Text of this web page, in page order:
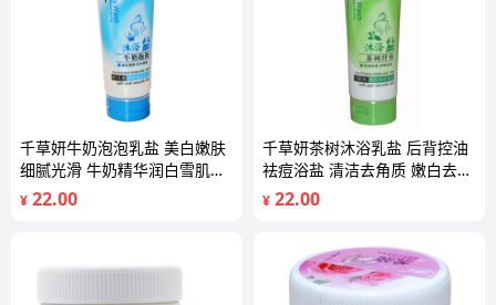
千草妍牛奶泡泡乳盐 美白嫩肤
细腻光滑 牛奶精华润白雪肌
350g
¥ 22.00
千草妍茶树沐浴乳盐 后背控油
祛痘浴盐 清洁去角质 嫩白去角
质350g
¥ 22.00